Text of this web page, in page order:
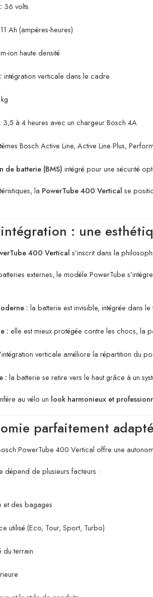
36 volts
Ah (ampères-heures)
ion haute densité
intégration verticale dans le cadre
3,5 à 4 heures avec un chargeur Bosch 4A
Bosch Active Line, Active Line Plus,
de batterie (BMS) intégré pour une sécurité
la PowerTube 400 Vertical se
: une
400 Vertical s’inscrit dans la
externes, le modèle PowerTube s’intègre
: la batterie est invisible, intégrée dans
: elle est mieux protégée contre les chocs, la
verticale améliore la répartition du
: la batterie se retire vers le haut grâce à un
au vélo un look harmonieux et
parfaitement
PowerTube 400 Vertical offre une
dépend de plusieurs facteurs :
et des bagages
utilisé (Eco, Tour, Sport, Turbo)
du terrain